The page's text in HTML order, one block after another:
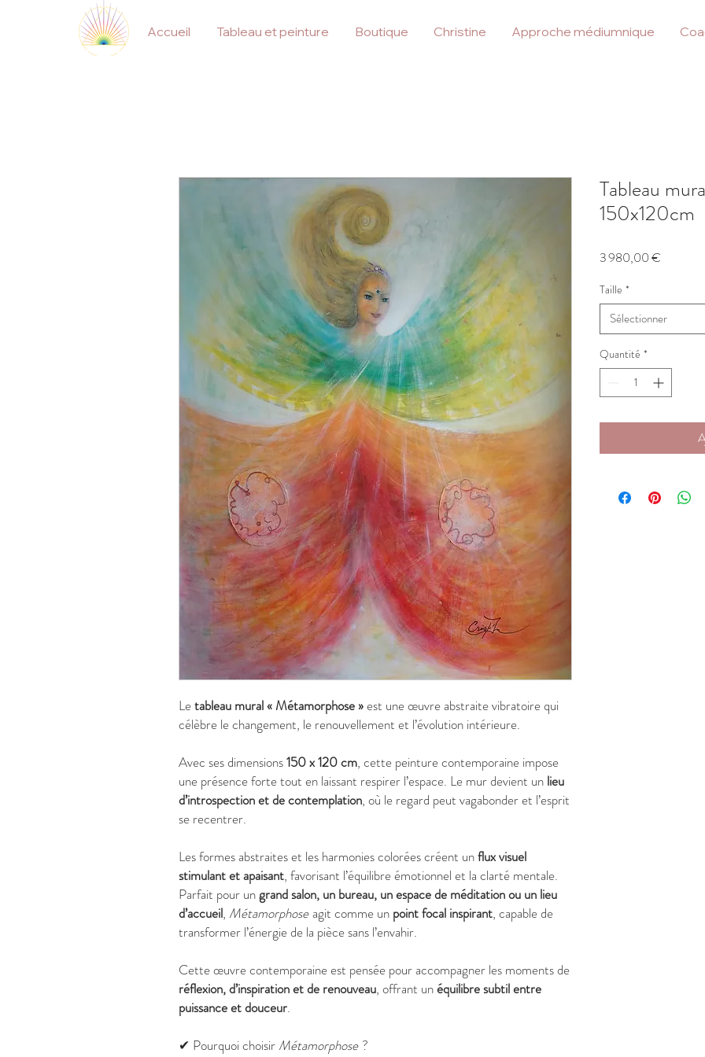
Accueil Tableau et peinture Boutique Christine Approche médiumnique
Letableau mural « Métamorphose »est une œuvre abstraite vibratoire qui
célèbre le changement, le renouvellement et l’évolution intérieure.
Avec ses dimensions150 x 120 cm, cette peinture contemporaine impose
une présence forte tout en laissant respirer l’espace. Le mur devient un lieu
d’introspection et de contemplation, où le regard peut vagabonder et l’esprit
se recentrer.
Les formes abstraites et les harmonies colorées créent unflux visuel
stimulant et apaisant, favorisant l’équilibre émotionnel et la clarté mentale.
Parfait pour ungrand salon, un bureau, un espace de méditation ou un lieu
d’accueil, Métamorphose agit comme un point focal inspirant, capable de
transformer l’énergie de la pièce sans l’envahir.
Cette œuvre contemporaine est pensée pour accompagner les moments de
réflexion, d’inspiration et de renouveau, offrant unéquilibre subtil entre
puissance et douceur.
✔ Pourquoi choisir Métamorphose ?
Tableau
150x120cm
3 980,00 €
Taille *
Sélectionner
Quantité *